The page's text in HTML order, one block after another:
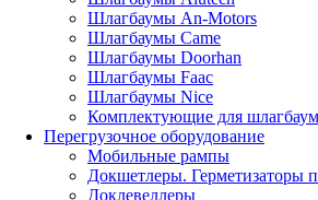
Шлагбаумы An-Motors
Шлагбаумы Came
Шлагбаумы Doorhan
Шлагбаумы Faac
Шлагбаумы Nice
Комплектующие для
Перегрузочное оборудование
Мобильные рампы
Докшетлеры. Герметизаторы
Доклевеллеры